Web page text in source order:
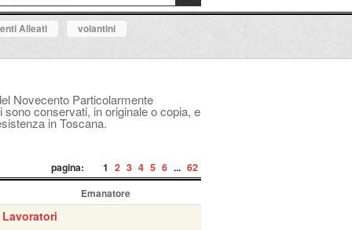
Alleati
volantini
Novecento Particolarmente
conservati, in originale o copia, e
in Toscana.
pagina: 1 2 3 4 5 6 ... 62
Emanatore
Lavoratori